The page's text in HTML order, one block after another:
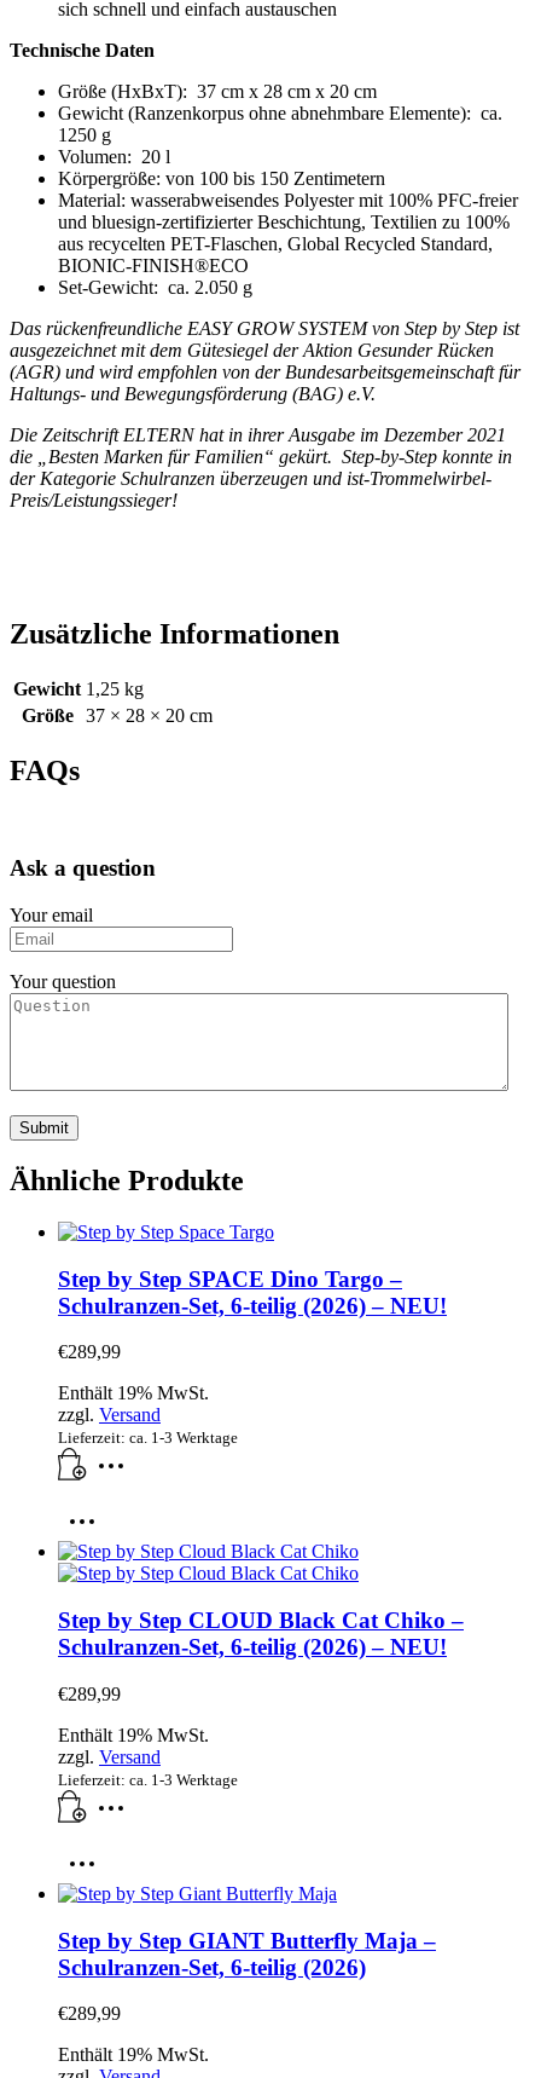
sich schnell und einfach austauschen
Technische Daten
Größe (HxBxT): 37 cm x 28 cm x 20 cm
Gewicht (Ranzenkorpus ohne abnehmbare Elemente): ca.
1250 g
Volumen: 20 l
Körpergröße: von 100 bis 150 Zentimetern
Material: wasserabweisendes Polyester mit 100% PFC-freier
und bluesign-zertifizierter Beschichtung, Textilien zu 100%
aus recycelten PET-Flaschen, Global Recycled Standard,
BIONIC-FINISH®ECO
Set-Gewicht: ca. 2.050 g
Das rückenfreundliche EASY GROW SYSTEM von Step by Step ist
ausgezeichnet mit dem Gütesiegel der Aktion Gesunder Rücken
(AGR) und wird empfohlen von der Bundesarbeitsgemeinschaft für
Haltungs- und Bewegungsförderung (BAG) e.V.
Die Zeitschrift ELTERN hat in ihrer Ausgabe im Dezember 2021
die „Besten Marken für Familien“ gekürt. Step-by-Step konnte in
der Kategorie Schulranzen überzeugen und ist-Trommelwirbel-
Preis/Leistungssieger!
Zusätzliche Informationen
Gewicht 1,25 kg
Größe
37 × 28 × 20 cm
FAQs
Ask a question
Your email
Your question
Ähnliche Produkte
Step by Step SPACE Dino Targo –
Schulranzen-Set, 6-teilig (2026) – NEU!
€289,99
Enthält 19% MwSt.
zzgl. Versand
Lieferzeit: ca. 1-3 Werktage
Step by Step CLOUD Black Cat Chiko –
Schulranzen-Set, 6-teilig (2026) – NEU!
€289,99
Enthält 19% MwSt.
zzgl. Versand
Lieferzeit: ca. 1-3 Werktage
Step by Step GIANT Butterfly Maja –
Schulranzen-Set, 6-teilig (2026)
€289,99
Enthält 19% MwSt.